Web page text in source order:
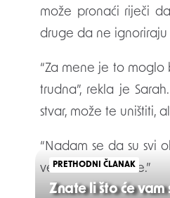
može pronaći riječi
druge da ne ignoriraju
“Za mene je to
trudna”, rekla je
stvar, može te uništiti,
“Nadam se da su svi
veće su vam šanse.”
PRETHODNI ČLANAK
Znate li što će